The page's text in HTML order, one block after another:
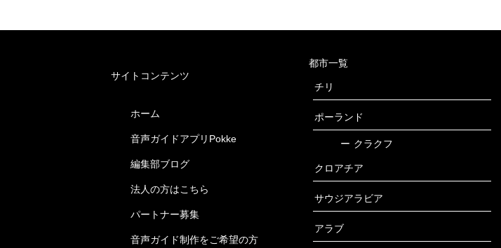
サイトコンテンツ
ホーム
音声ガイドアプリPokke
編集部ブログ
法人の方はこちら
パートナー募集
音声ガイド制作をご希望の方
都市一覧
チリ
ポーランド
ー クラクフ
クロアチア
サウジアラビア
アラブ